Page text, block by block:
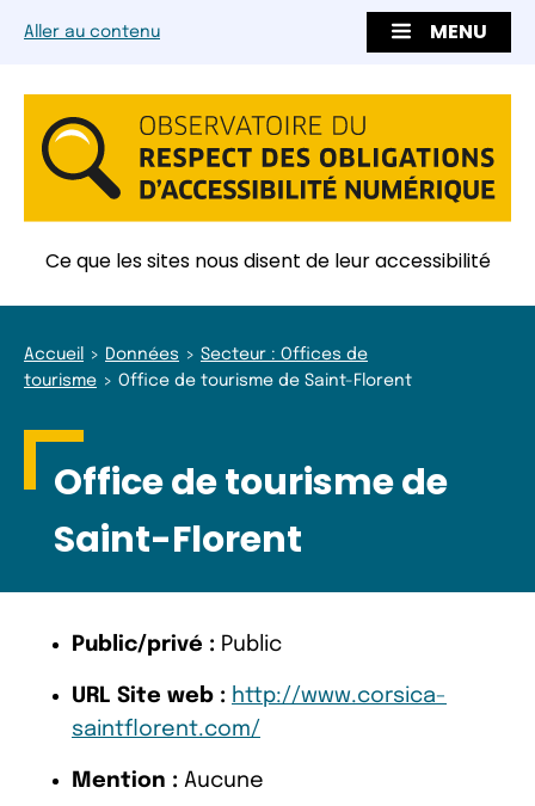
Aller au contenu MENU
Ce que les sites nous disent de leur accessibilité
Accueil Données
Secteur : Offices de
tourisme
Office de tourisme de Saint-Florent
Office de tourisme de
Saint-Florent
Public/privé : Public
URL Site web : http://www.corsica-
saintflorent.com/
Mention : Aucune